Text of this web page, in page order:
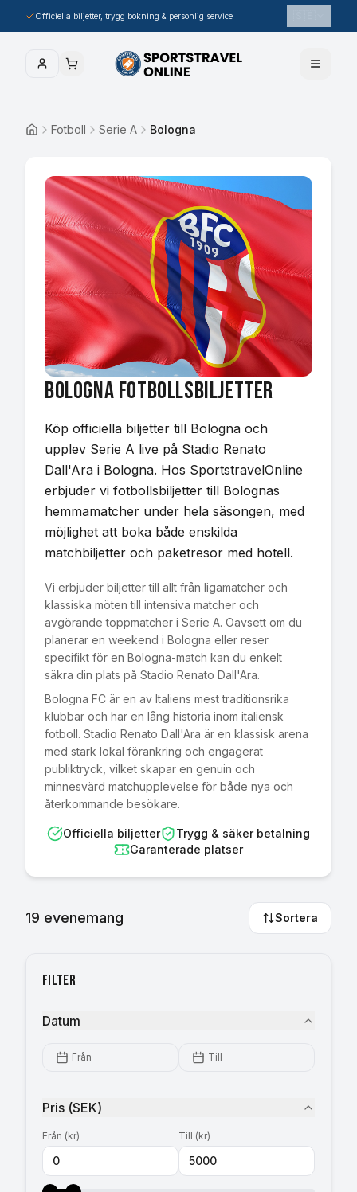
Officiella biljetter, trygg bokning & personlig service
Hem Fotboll Serie A Bologna
BolognaFotbollsbiljetter
Köp officiella biljetter till Bologna och
upplev Serie A live på Stadio Renato
Dall'Ara i Bologna. Hos SportstravelOnline
erbjuder vi fotbollsbiljetter till Bolognas
hemmamatcher under hela säsongen, med
möjlighet att boka både enskilda
matchbiljetter och paketresor med hotell.
Vi erbjuder biljetter till allt från ligamatcher och
klassiska möten till intensiva matcher och
avgörande toppmatcher i Serie A. Oavsett om du
planerar en weekend i Bologna eller reser
specifikt för en Bologna-match kan du enkelt
säkra din plats på Stadio Renato Dall'Ara.
Bologna FC är en av Italiens mest traditionsrika
klubbar och har en lång historia inom italiensk
fotboll. Stadio Renato Dall'Ara är en klassisk arena
med stark lokal förankring och engagerat
publiktryck, vilket skapar en genuin och
minnesvärd matchupplevelse för både nya och
återkommande besökare.
Officiella biljetter
Trygg & säker betalning
Garanterade platser
19 evenemang Sortera
Filter
Datum
Från Till
Pris (SEK)
Från (kr) Till (kr)